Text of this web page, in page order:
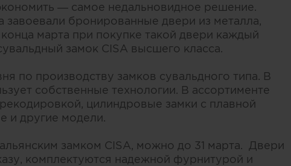
— самое недальновидное решение.
бронированные двери из металла,
марта при покупке такой двери каждый
замок CISA высшего класса.
по производству замков сувальдного типа. В
собственные технологии. В ассортименте
цилиндровые замки с плавной
и другие модели.
замком CISA, можно до 31 марта. Двери
комплектуются надежной фурнитурой и